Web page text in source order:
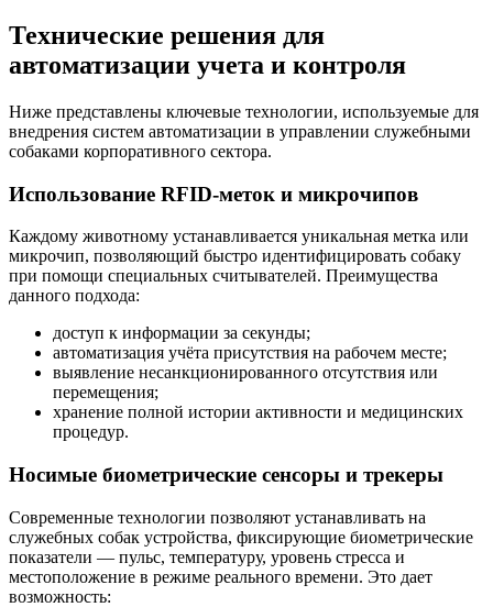
Технические решения для
автоматизации учета и контроля
Ниже представлены ключевые технологии, используемые для
внедрения систем автоматизации в управлении служебными
собаками корпоративного сектора.
Использование RFID-меток и микрочипов
Каждому животному устанавливается уникальная метка или
микрочип, позволяющий быстро идентифицировать собаку
при помощи специальных считывателей. Преимущества
данного подхода:
доступ к информации за секунды;
автоматизация учёта присутствия на рабочем месте;
выявление несанкционированного отсутствия или
перемещения;
хранение полной истории активности и медицинских
процедур.
Носимые биометрические сенсоры и трекеры
Современные технологии позволяют устанавливать на
служебных собак устройства, фиксирующие биометрические
показатели — пульс, температуру, уровень стресса и
местоположение в режиме реального времени. Это дает
возможность: